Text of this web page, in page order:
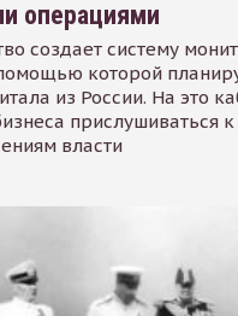
операциями
создает систему
которой
из России. На это
прислушиваться к
власти